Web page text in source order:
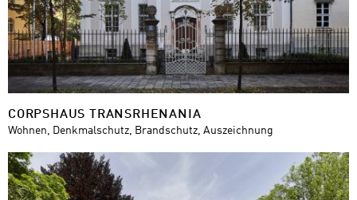
CORPSHAUS TRANSRHENANIA
Wohnen, Denkmalschutz, Brandschutz, Auszeichnung